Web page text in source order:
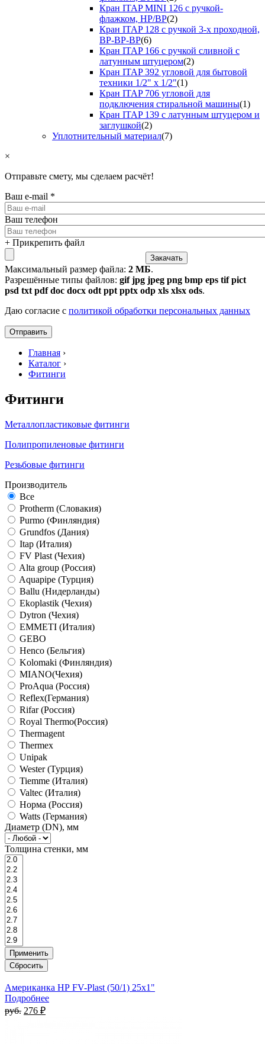
Кран ITAP MINI 126 с ручкой-
флажком, НР/ВР(2)
Кран ITAP 128 с ручкой 3-х проходной,
ВР-ВР-ВР(6)
Кран ITAP 166 с ручкой сливной с
латунным штуцером(2)
Кран ITAP 392 угловой для бытовой
техники 1/2" х 1/2"(1)
Кран ITAP 706 угловой для
подключения стиральной машины(1)
Кран ITAP 139 с латунным штуцером и
заглушкой(2)
Уплотнительный материал(7)
×
Отправьте смету, мы сделаем расчёт!
Ваш e-mail *
Ваш телефон
+ Прикрепить файл
Максимальный размер файла: 2 МБ.
Разрешённые типы файлов: gif jpg jpeg png bmp eps tif pict
psd txt pdf doc docx odt ppt pptx odp xls xlsx ods.
Даю согласие с политикой обработки персональных данных
Главная ›
Каталог ›
Фитинги
Фитинги
Металлопластиковые фитинги
Полипропиленовые фитинги
Резьбовые фитинги
Производитель
Все
Protherm (Словакия)
Purmo (Финляндия)
Grundfos (Дания)
Itap (Италия)
FV Plast (Чехия)
Alta group (Россия)
Aquapipe (Турция)
Ballu (Нидерланды)
Ekoplastik (Чехия)
Dytron (Чехия)
EMMETI (Италия)
GEBO
Henco (Бельгия)
Kolomaki (Финляндия)
MIANO(Чехия)
ProAqua (Россия)
Reflex(Германия)
Rifar (Россия)
Royal Thermo(Россия)
Thermagent
Thermex
Unipak
Wester (Турция)
Tiemme (Италия)
Valtec (Италия)
Норма (Россия)
Watts (Германия)
Диаметр (DN), мм
Толщина стенки, мм
Американка НР FV-Plast (50/1) 25х1"
Подробнее
руб. 276 ₽